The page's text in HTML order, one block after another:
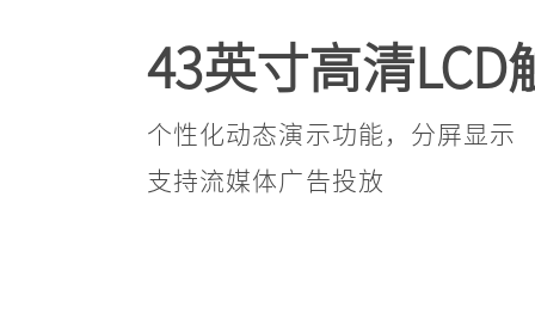
43英寸高清LCD
个性化动态演示功能，分屏显示
支持流媒体广告投放